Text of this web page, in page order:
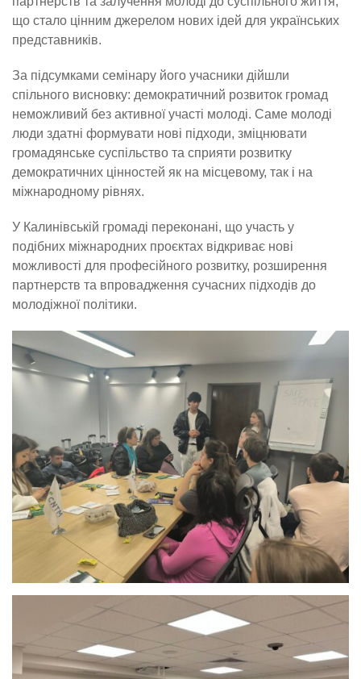
що стало цінним джерелом нових ідей для українських
представників.
За підсумками семінару його учасники дійшли
спільного висновку: демократичний розвиток громад
неможливий без активної участі молоді. Саме молоді
люди здатні формувати нові підходи, зміцнювати
громадянське суспільство та сприяти розвитку
демократичних цінностей як на місцевому, так і на
міжнародному рівнях.
У Калинівській громаді переконані, що участь у
подібних міжнародних проєктах відкриває нові
можливості для професійного розвитку, розширення
партнерств та впровадження сучасних підходів до
молодіжної політики.